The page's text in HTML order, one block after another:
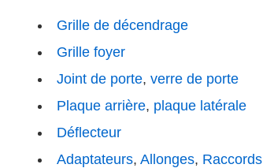
Grille de décendrage
Grille foyer
Joint de porte, verre de porte
Plaque arrière, plaque latérale
Déflecteur
Adaptateurs, Allonges, Raccords